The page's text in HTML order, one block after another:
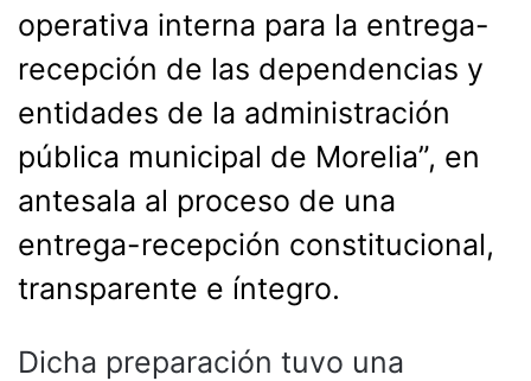
operativa interna para la entrega-
recepción de las dependencias y
entidades de la administración
pública municipal de Morelia”, en
antesala al proceso de una
entrega-recepción constitucional,
transparente e íntegro.
Dicha preparación tuvo una